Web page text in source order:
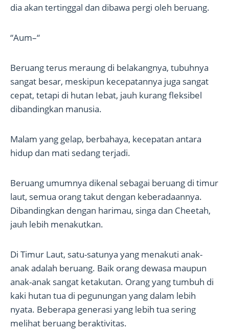
dia akan tertinggal dan dibawa pergi oleh beruang.
“Aum–“
Beruang terus meraung di belakangnya, tubuhnya
sangat besar, meskipun kecepatannya juga sangat
cepat, tetapi di hutan Iebat, jauh kurang fleksibel
dibandingkan manusia.
Malam yang gelap, berbahaya, kecepatan antara
hidup dan mati sedang terjadi.
Beruang umumnya dikenal sebagai beruang di timur
laut, semua orang takut dengan keberadaannya.
Dibandingkan dengan harimau, singa dan Cheetah,
jauh lebih menakutkan.
Di Timur Laut, satu-satunya yang menakuti anak-
anak adalah beruang. Baik orang dewasa maupun
anak-anak sangat ketakutan. Orang yang tumbuh di
kaki hutan tua di pegunungan yang dalam lebih
nyata. Beberapa generasi yang lebih tua sering
melihat beruang beraktivitas.